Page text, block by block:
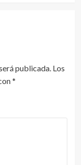
publicada. Los
*